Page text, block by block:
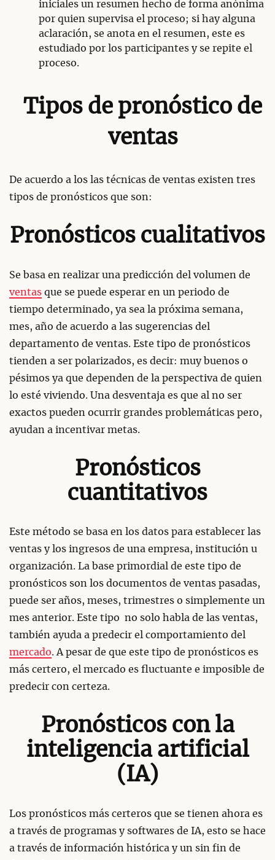
iniciales un resumen hecho de forma anónima
por quien supervisa el proceso; si hay alguna
aclaración, se anota en el resumen, este es
estudiado por los participantes y se repite el
proceso.
Tipos de pronóstico de
ventas
De acuerdo a los las técnicas de ventas existen tres
tipos de pronósticos que son:
Pronósticos cualitativos
Se basa en realizar una predicción del volumen de
ventas que se puede esperar en un periodo de
tiempo determinado, ya sea la próxima semana,
mes, año de acuerdo a las sugerencias del
departamento de ventas. Este tipo de pronósticos
tienden a ser polarizados, es decir: muy buenos o
pésimos ya que dependen de la perspectiva de quien
lo esté viviendo. Una desventaja es que al no ser
exactos pueden ocurrir grandes problemáticas pero,
ayudan a incentivar metas.
Pronósticos
cuantitativos
Este método se basa en los datos para establecer las
ventas y los ingresos de una empresa, institución u
organización. La base primordial de este tipo de
pronósticos son los documentos de ventas pasadas,
puede ser años, meses, trimestres o simplemente un
mes anterior. Este tipo no solo habla de las ventas,
también ayuda a predecir el comportamiento del
mercado. A pesar de que este tipo de pronósticos es
más certero, el mercado es fluctuante e imposible de
predecir con certeza.
Pronósticos con la
inteligencia artificial
(IA)
Los pronósticos más certeros que se tienen ahora es
a través de programas y softwares de IA, esto se hace
a través de información histórica y un sin fin de